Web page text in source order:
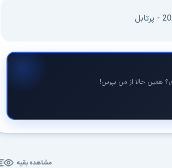
همین حالا از من بپرس!
مشاهده بقیه